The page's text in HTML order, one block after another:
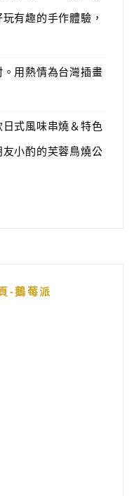
有趣的手作體驗，
用熱情為台灣插畫
式風味串燒＆特色
小酌的芙蓉鳥燒公
-鵝莓派